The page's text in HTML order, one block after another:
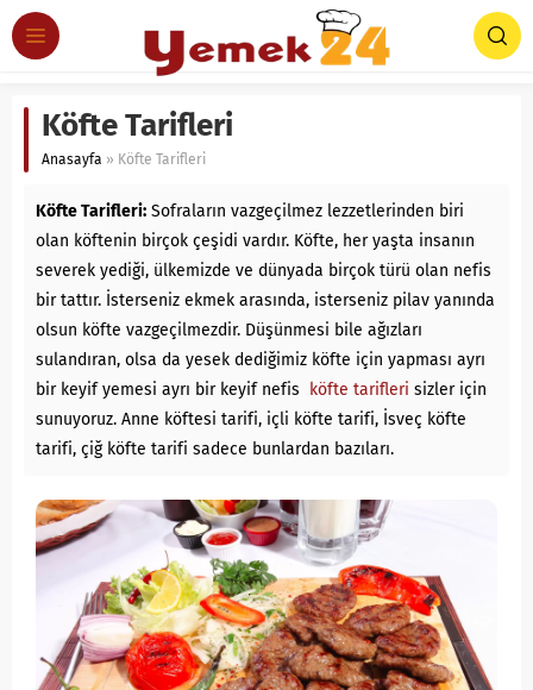
Köfte Tarifleri
Anasayfa » Köfte Tarifleri
Köfte Tarifleri: Sofraların vazgeçilmez lezzetlerinden biri
olan köftenin birçok çeşidi vardır. Köfte, her yaşta insanın
severek yediği, ülkemizde ve dünyada birçok türü olan nefis
bir tattır. İsterseniz ekmek arasında, isterseniz pilav yanında
olsun köfte vazgeçilmezdir. Düşünmesi bile ağızları
sulandıran, olsa da yesek dediğimiz köfte için yapması ayrı
bir keyif yemesi ayrı bir keyif nefis
köfte tarifleri sizler için
sunuyoruz. Anne köftesi tarifi, içli köfte tarifi, İsveç köfte
tarifi, çiğ köfte tarifi sadece bunlardan bazıları.